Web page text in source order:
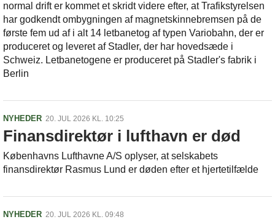
normal drift er kommet et skridt videre efter, at Trafikstyrelsen
har godkendt ombygningen af magnetskinnebremsen på de
første fem ud af i alt 14 letbanetog af typen Variobahn, der er
produceret og leveret af Stadler, der har hovedsæde i
Schweiz. Letbanetogene er produceret på Stadler's fabrik i
Berlin
NYHEDER 20. JUL 2026 KL. 10:25
Finansdirektør i lufthavn er død
Københavns Lufthavne A/S oplyser, at selskabets
finansdirektør Rasmus Lund er døden efter et hjertetilfælde
NYHEDER 20. JUL 2026 KL. 09:48